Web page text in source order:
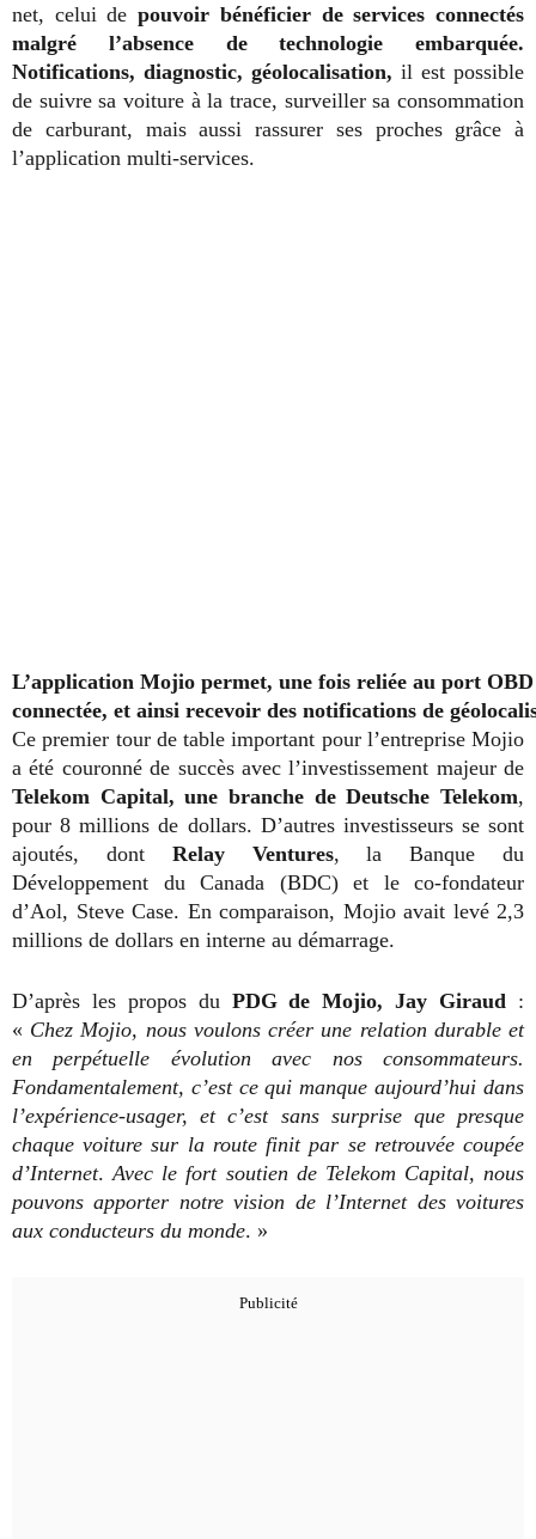
net, celui depouvoir bénéficier de services connectés
malgré l’absence de technologie embarquée.
Notifications, diagnostic, géolocalisation, il est possible
de suivre sa voiture à la trace, surveiller sa consommation
de carburant, mais aussi rassurer ses proches grâce à
l’application multi-services.
L’application Mojio permet, une fois reliée au port
connectée, et ainsi recevoir des notifications de
Ce premier tour de table important pour l’entreprise Mojio
a été couronné de succès avec l’investissement majeur de
Telekom Capital, une branche de Deutsche Telekom,
pour 8 millions de dollars. D’autres investisseurs se sont
ajoutés, dont Relay Ventures, la Banque du
Développement du Canada (BDC) et le co-fondateur
d’Aol, Steve Case. En comparaison, Mojio avait levé 2,3
millions de dollars en interne au démarrage.
D’après les propos du PDG de Mojio, Jay Giraud :
« Chez Mojio, nous voulons créer une relation durable et
en perpétuelle évolution avec nos consommateurs.
Fondamentalement, c’est ce qui manque aujourd’hui dans
l’expérience-usager, et c’est sans surprise que presque
chaque voiture sur la route finit par se retrouvée coupée
d’Internet.Avec le fort soutien de Telekom Capital, nous
pouvons apporter notre vision de l’Internet des voitures
aux conducteurs du monde. »